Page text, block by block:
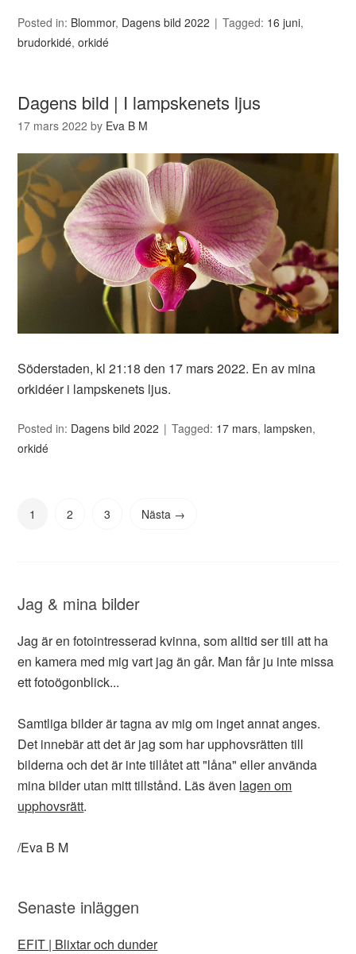
Posted in: Blommor, Dagens bild 2022 Tagged: 16 juni,
brudorkidé,orkidé
Dagens bild | I lampskenets ljus
17 mars 2022 by Eva B M
Söderstaden, kl 21:18 den 17 mars 2022. En av mina
orkidéer i lampskenets ljus.
Posted in: Dagens bild 2022 Tagged: 17 mars, lampsken,
orkidé
1 2 3 Nästa →
Jag & mina bilder
Jag är en fotointresserad kvinna, som alltid ser till att ha
en kamera med mig vart jag än går. Man får ju inte missa
ett fotoögonblick...
Samtliga bilder är tagna av mig om inget annat anges.
Det innebär att det är jag som har upphovsrätten till
bilderna och det är inte tillåtet att "låna" eller använda
mina bilder utan mitt tillstånd. Läs även lagen om
upphovsrätt.
/Eva B M
Senaste inläggen
EFIT | Blixtar och dunder